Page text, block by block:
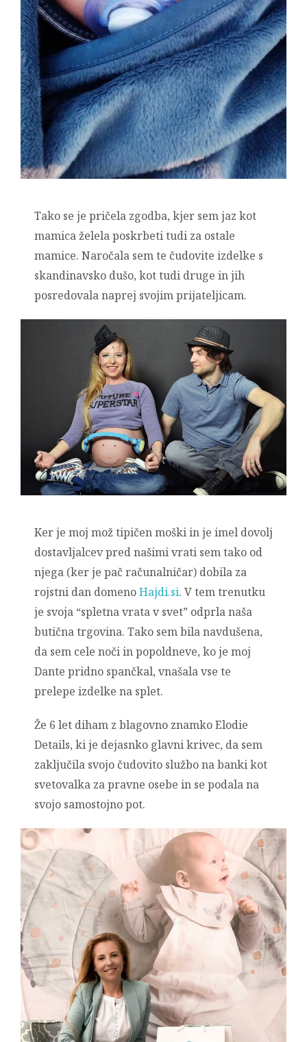
Tako se je pričela zgodba, kjer sem jaz kot
mamica želela poskrbeti tudi za ostale
mamice. Naročala sem te čudovite izdelke s
skandinavsko dušo, kot tudi druge in jih
posredovala naprej svojim prijateljicam.
Ker je moj mož tipičen moški in je imel dovolj
dostavljalcev pred našimi vrati sem tako od
njega (ker je pač računalničar) dobila za
rojstni dan domenoHajdi.si. V tem trenutku
je svoja “spletna vrata v svet” odprla naša
butična trgovina. Tako sem bila navdušena,
da sem cele noči in popoldneve, ko je moj
Dante pridno spančkal, vnašala vse te
prelepe izdelke na splet.
Že 6 let diham z blagovno znamko Elodie
Details, ki je dejasnko glavni krivec, da sem
zaključila svojo čudovito službo na banki kot
svetovalka za pravne osebe in se podala na
svojo samostojno pot.